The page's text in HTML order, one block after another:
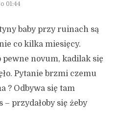
01:44
baby przy ruinach są
co kilka miesięcy.
pewne novum, kadilak się
Pytanie brzmi czemu
? Odbywa się tam
– przydałoby się żeby